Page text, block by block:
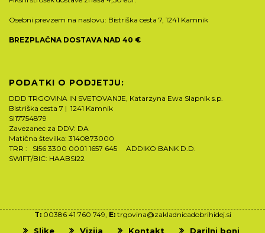
Osebni prevzem na naslovu: Bistriška cesta 7, 1241 Kamnik
BREZPLAČNA DOSTAVA NAD 40 €
PODATKI O PODJETJU:
DDD TRGOVINA IN SVETOVANJE, Katarzyna Ewa Slapnik s.p.
Bistriška cesta 7 | 1241 Kamnik
SI17754879
Zavezanec za DDV: DA
Matična številka: 3140873000
TRR : SI56 3300 0001 1657 645 ADDIKO BANK D.D.
SWIFT/BIC: HAABSI22
T:00386 41 760 749, E: trgovina@zakladnicadobrihidej.si
Slike Vizija Kontakt Darilni boni